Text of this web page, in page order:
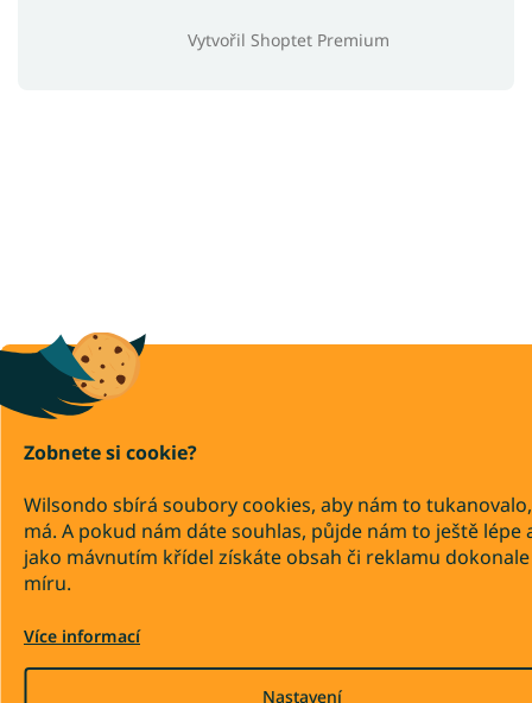
Zobnete si cookie?
Wilsondo sbírá soubory cookies, aby nám to
má. A pokud nám dáte souhlas, půjde nám to ještě lépe
jako mávnutím křídel získáte obsah či reklamu
míru.
Více informací
Nastavení
Vytvořil Shoptet Premium